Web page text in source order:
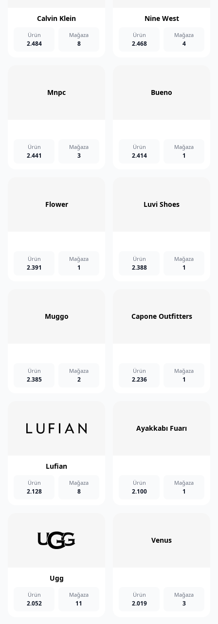
Calvin Klein
Ürün
2.484
Mağaza
8
Nine West
Ürün
2.468
Mağaza
4
Mnpc
Ürün
2.441
Mağaza
3
Bueno
Ürün
2.414
Mağaza
1
Flower
Ürün
2.391
Mağaza
1
Luvi Shoes
Ürün
2.388
Mağaza
1
Muggo
Ürün
2.385
Mağaza
2
Capone Outfitters
Ürün
2.236
Mağaza
1
Lufian
Ürün
2.128
Mağaza
8
Ayakkabı Fuarı
Ürün
2.100
Mağaza
1
Ugg
Ürün
2.052
Mağaza
11
Venus
Ürün
2.019
Mağaza
3